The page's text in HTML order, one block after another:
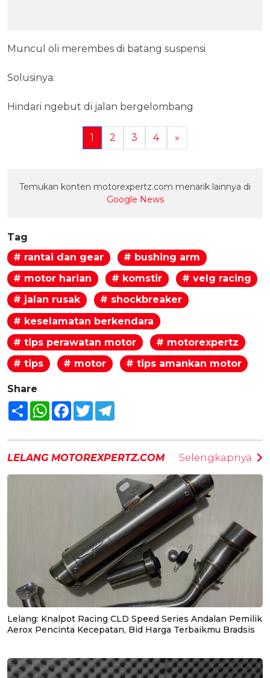
Muncul oli merembes di batang suspensi
Solusinya:
Hindari ngebut di jalan bergelombang
1 2 3 4 »
Temukan konten motorexpertz.com menarik lainnya di
Google News
Tag
# rantai dan gear
# bushing arm
# motor harian
# komstir
# velg racing
# jalan rusak
# shockbreaker
# keselamatan berkendara
# tips perawatan motor
# motorexpertz
# tips
# motor # tips amankan motor
Share
Share WhatsAppFacebook
Twitter
LELANG MOTOREXPERTZ.COM Selengkapnya
Lelang: Knalpot Racing CLD Speed Series Andalan Pemilik
Aerox Pencinta Kecepatan, Bid Harga Terbaikmu Bradsis